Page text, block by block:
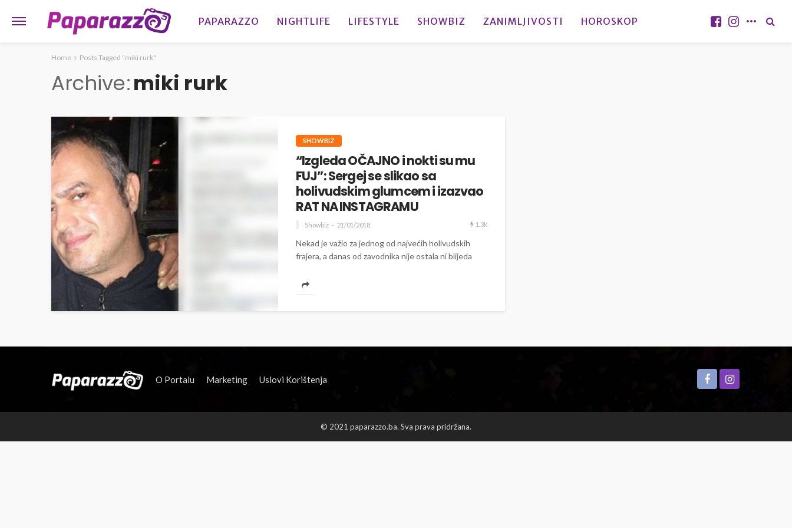
PAPARAZZO NIGHTLIFE LIFESTYLE SHOWBIZ ZANIMLJIVOSTI HOROSKOP
Home Posts Tagged "miki rurk"
Archive miki rurk
SHOWBIZ
“Izgleda OČAJNO i nokti su mu
FUJ”: Sergej se slikao sa
holivudskim glumcem i izazvao
RAT NA INSTAGRAMU
Showbiz 21/01/2018 1.3k
Nekad je važio za jednog od najvećih holivudskih
frajera, a danas od zavodnika nije ostala ni blijeda
O Portalu Marketing Uslovi Korištenja
© 2021 paparazzo.ba. Sva prava pridržana.